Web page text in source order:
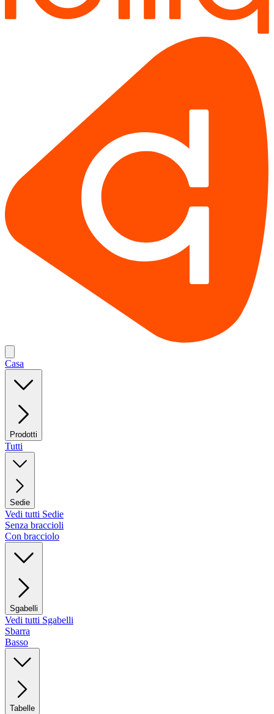
Casa
Prodotti
Tutti
Sedie
Vedi tutti Sedie
Senza braccioli
Con bracciolo
Sgabelli
Vedi tutti Sgabelli
Sbarra
Basso
Tabelle